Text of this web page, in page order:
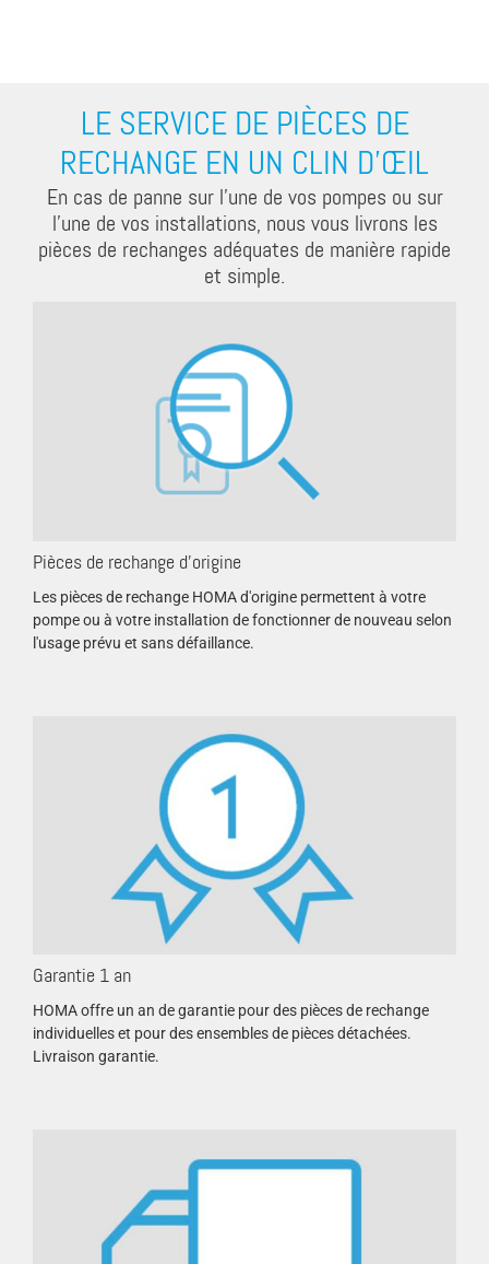
LE SERVICE DE PIÈCES DE
RECHANGE EN UN CLIN D'ŒIL
En cas de panne sur l'une de vos pompes ou sur
l'une de vos installations, nous vous livrons les
pièces de rechanges adéquates de manière rapide
et simple.
Pièces de rechange d'origine
Les pièces de rechange HOMA d'origine permettent à votre
pompe ou à votre installation de fonctionner de nouveau selon
l'usage prévu et sans défaillance.
Garantie 1 an
HOMA offre un an de garantie pour des pièces de rechange
individuelles et pour des ensembles de pièces détachées.
Livraison garantie.